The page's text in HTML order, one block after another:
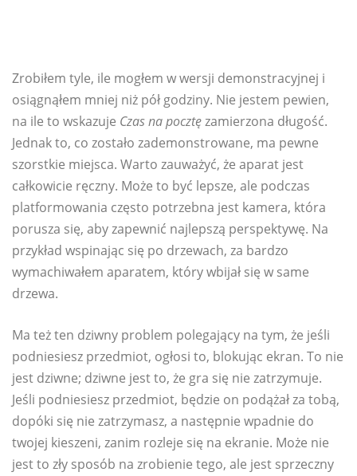
Zrobiłem tyle, ile mogłem w wersji demonstracyjnej i
osiągnąłem mniej niż pół godziny. Nie jestem pewien,
na ile to wskazuje Czas na pocztęzamierzona długość.
Jednak to, co zostało zademonstrowane, ma pewne
szorstkie miejsca. Warto zauważyć, że aparat jest
całkowicie ręczny. Może to być lepsze, ale podczas
platformowania często potrzebna jest kamera, która
porusza się, aby zapewnić najlepszą perspektywę. Na
przykład wspinając się po drzewach, za bardzo
wymachiwałem aparatem, który wbijał się w same
drzewa.
Ma też ten dziwny problem polegający na tym, że jeśli
podniesiesz przedmiot, ogłosi to, blokując ekran. To nie
jest dziwne; dziwne jest to, że gra się nie zatrzymuje.
Jeśli podniesiesz przedmiot, będzie on podążał za tobą,
dopóki się nie zatrzymasz, a następnie wpadnie do
twojej kieszeni, zanim rozleje się na ekranie. Może nie
jest to zły sposób na zrobienie tego, ale jest sprzeczny